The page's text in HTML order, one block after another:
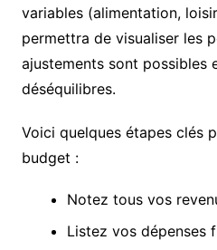
variables (alimentation,
permettra de visualiser les
ajustements sont possibles
déséquilibres.
Voici quelques étapes clés
budget :
Notez tous vos
Listez vos dépenses